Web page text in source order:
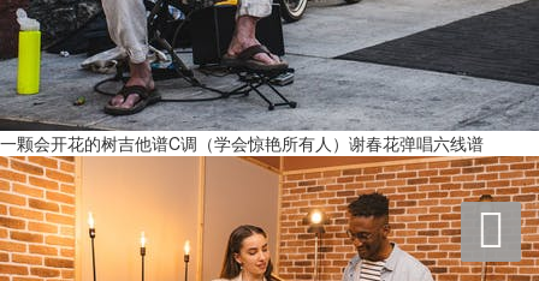
一颗会开花的树吉他谱C调（学会惊艳所有人）谢春花弹唱六线谱
